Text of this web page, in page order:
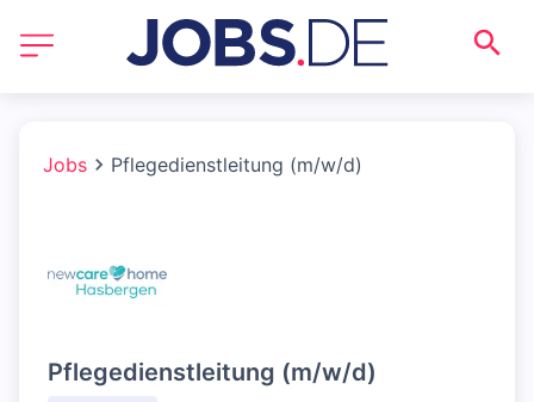
Jobs Pflegedienstleitung (m/w/d)
Pflegedienstleitung (m/w/d)